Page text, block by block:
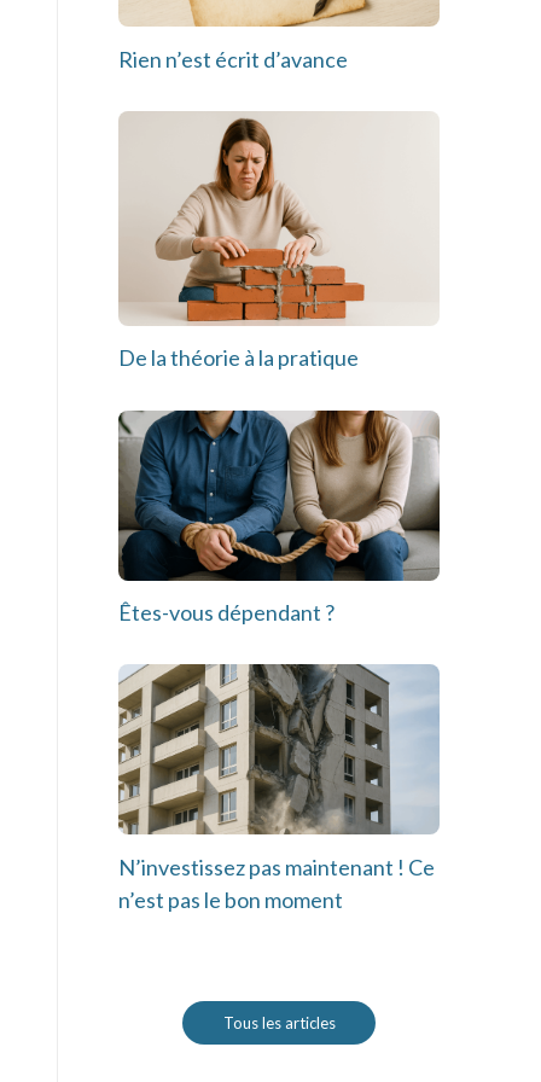
Rien n’est écrit d’avance
De la théorie à la pratique
Êtes-vous dépendant ?
N’investissez pas maintenant ! Ce
n’est pas le bon moment
Tous les articles